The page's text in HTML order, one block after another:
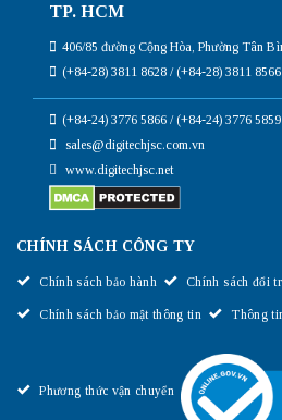
TP. HCM
406/85 đường Cộng Hòa, Phường Tân
(+84-28) 3811 8628 / (+84-28) 3811 8566
(+84-24) 3776 5866 / (+84-24) 3776 5859
sales@digitechjsc.com.vn
www.digitechjsc.net
CHÍNH SÁCH CÔNG TY
Chính sách bảo hành Chính sách đổi
Chính sách bảo mật thông tin Thông
Phương thức vận chuyển